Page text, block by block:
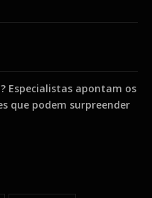
Especialistas apontam os
que podem surpreender